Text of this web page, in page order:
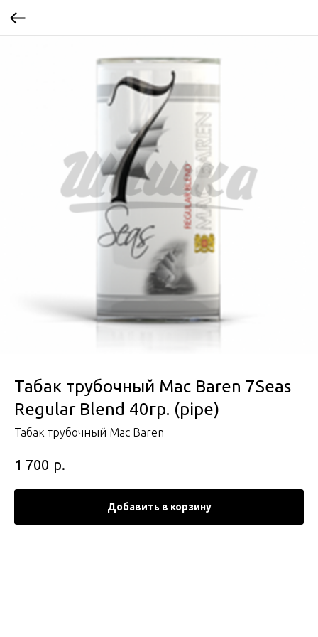
Табак трубочный Mac Baren 7Seas
Regular Blend 40гр. (pipe)
Табак трубочный Mac Baren
1 700 р.
Добавить в корзину